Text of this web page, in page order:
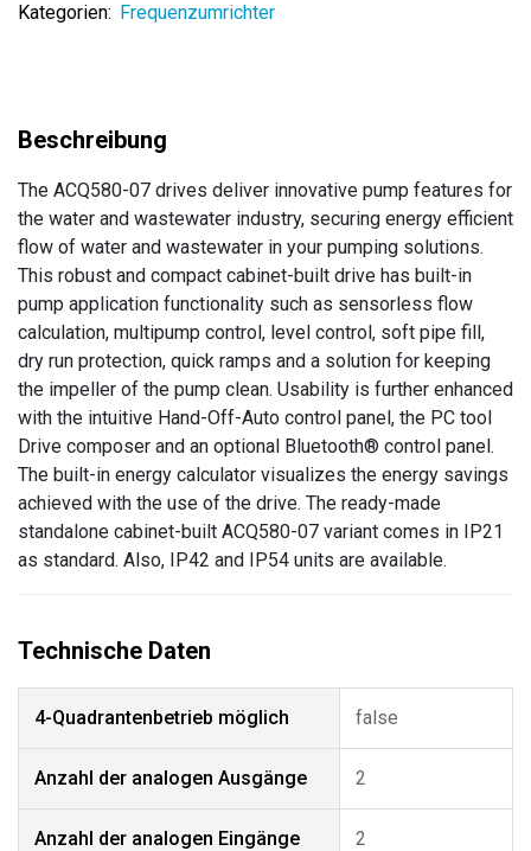
Kategorien: Frequenzumrichter
The ACQ580-07 drives deliver innovative pump features for
the water and wastewater industry, securing energy efficient
flow of water and wastewater in your pumping solutions.
This robust and compact cabinet-built drive has built-in
pump application functionality such as sensorless flow
calculation, multipump control, level control, soft pipe fill,
dry run protection, quick ramps and a solution for keeping
the impeller of the pump clean. Usability is further enhanced
with the intuitive Hand-Off-Auto control panel, the PC tool
Drive composer and an optional Bluetooth® control panel.
The built-in energy calculator visualizes the energy savings
achieved with the use of the drive. The ready-made
standalone cabinet-built ACQ580-07 variant comes in IP21
as standard. Also, IP42 and IP54 units are available.
4-Quadrantenbetrieb möglich false
Anzahl der analogen Ausgänge 2
Anzahl der analogen Eingänge 2